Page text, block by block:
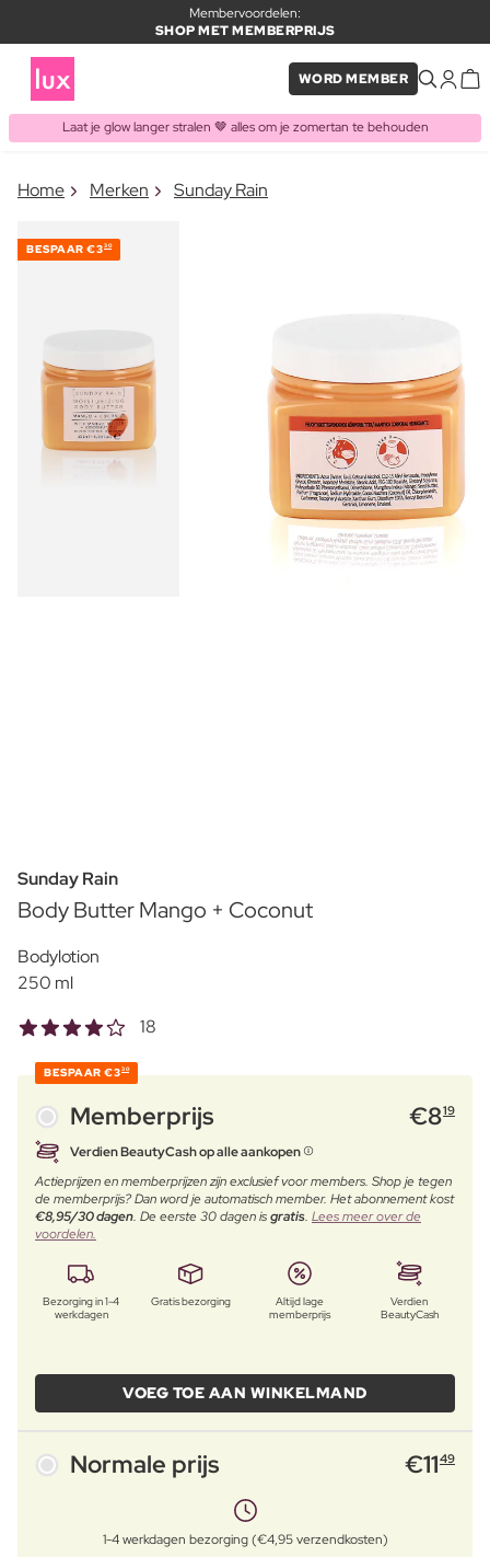
Membervoordelen:
SHOP MET MEMBERPRIJS
WORD MEMBER
Laat je glow langer stralen 🤎 alles om je zomertan te behouden
ITEM TOEGEVOEGD AAN
Vaak samen gekocht met
Home Merken Sunday Rain
BESPAAR €330
Sunday Rain
Body Butter Mango + Coconut
Bodylotion
250 ml
18
BESPAAR €330
Memberprijs €819
Verdien BeautyCash op alle aankopen
Actieprijzen en memberprijzen zijn exclusief voor members. Shop je tegen
de memberprijs? Dan word je automatisch member. Het abonnement kost
€8,95/30 dagen. De eerste 30 dagen isgratis. Lees meer over de
voordelen.
Bezorging in 1-4
werkdagen
Gratis bezorging
Altijd lage
memberprijs
Verdien
BeautyCash
VOEG TOE AAN WINKELMAND
Normale prijs €1149
1-4 werkdagen bezorging (€4,95 verzendkosten)